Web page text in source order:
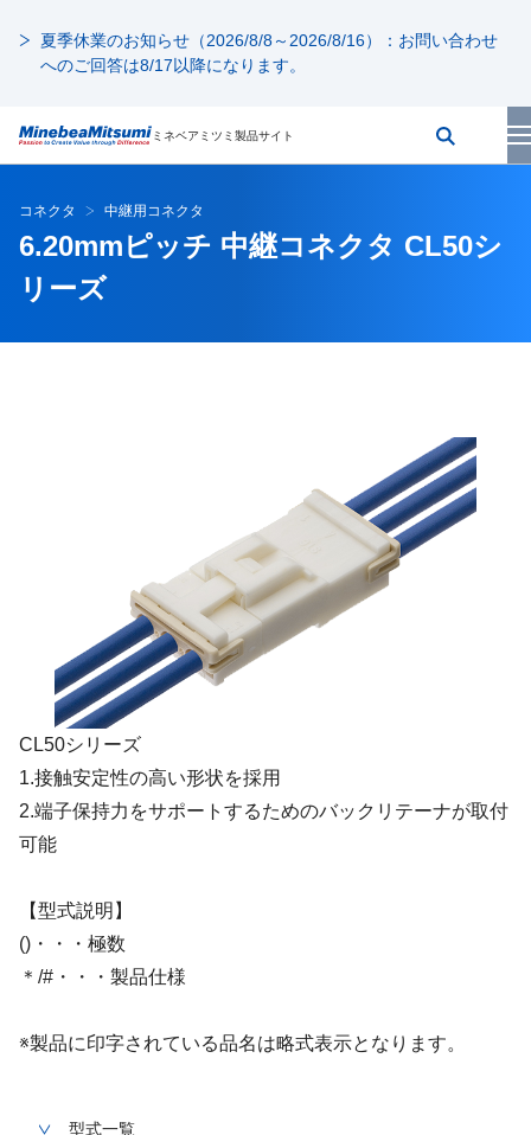
夏季休業のお知らせ（2026/8/8～2026/8/16）：お問い合わせ
へのご回答は8/17以降になります。
ミネベアミツミ製品サイト
コネクタ 中継用コネクタ
6.20mmピッチ 中継コネクタ CL50シ
リーズ
CL50シリーズ
1.接触安定性の高い形状を採用
2.端子保持力をサポートするためのバックリテーナが取付
可能
【型式説明】
()・・・極数
＊/#・・・製品仕様
※製品に印字されている品名は略式表示となります。
型式一覧